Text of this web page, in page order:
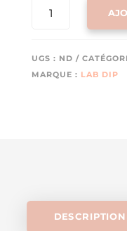
UGS : ND
MARQUE : LAB DIP
DESCRIPTION